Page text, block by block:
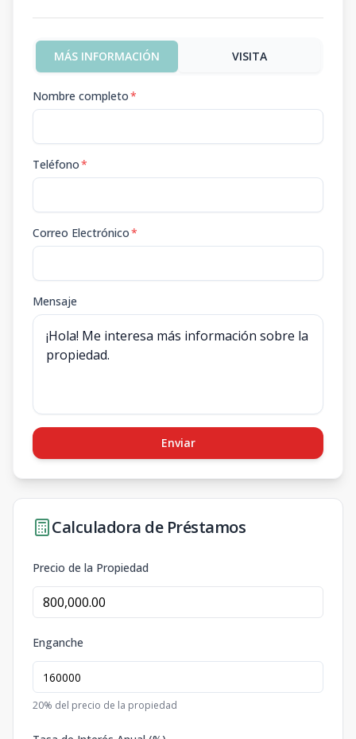
MÁS INFORMACIÓN VISITA
Nombre completo*
Teléfono*
Correo Electrónico*
Mensaje
Enviar
Calculadora de Préstamos
Precio de la Propiedad
Enganche
20% del precio de la propiedad